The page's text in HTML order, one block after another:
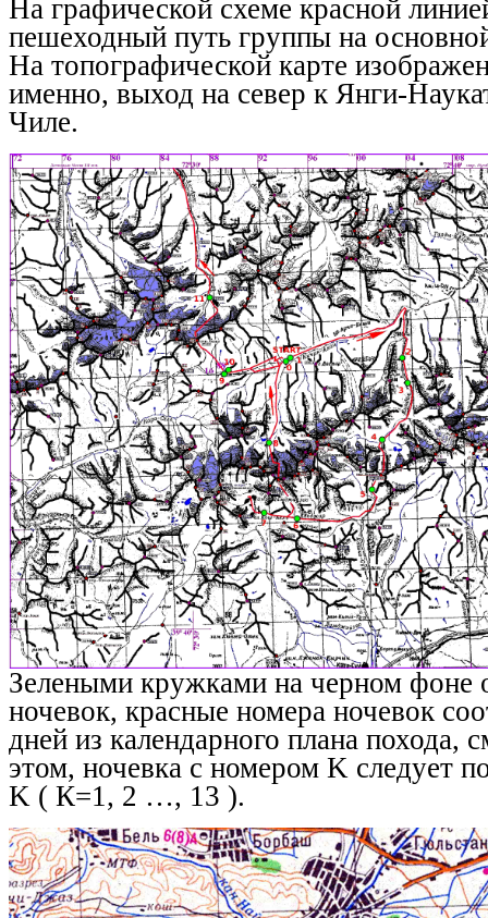
На графической схеме красной
пешеходный путь группы на
На топографической карте
именно, выход на север к Янги-
Чиле.
Зелеными кружками на черном фоне
ночевок, красные номера ночевок
дней из календарного плана похода,
этом, ночевка с номером K следует
K ( К=1, 2 …, 13 ).